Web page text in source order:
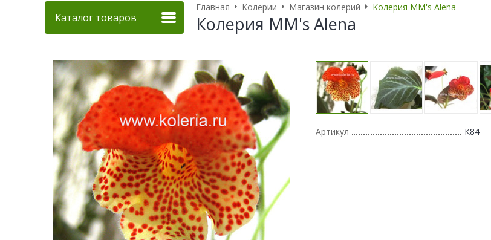
Каталог товаров
Главная Колерии Магазин колерий Колерия MM's Alena
Колерия MM's Alena
Артикул К84